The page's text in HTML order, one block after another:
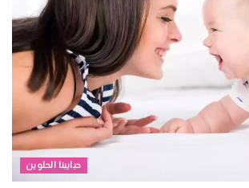
حبايبنا الحلوين